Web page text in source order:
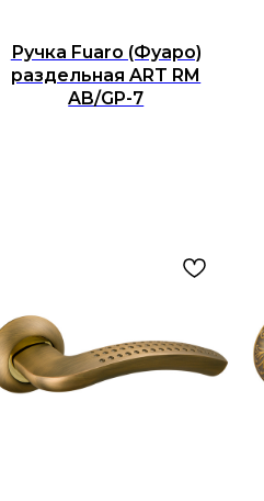
Ручка Fuaro (Фуаро)
раздельная ART RM
AB/GP-7